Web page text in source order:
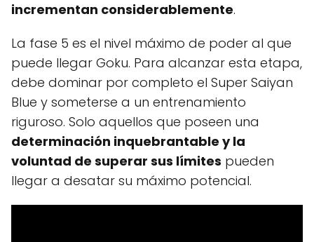
incrementan considerablemente.
La fase 5 es el nivel máximo de poder al que
puede llegar Goku. Para alcanzar esta etapa,
debe dominar por completo el Super Saiyan
Blue y someterse a un entrenamiento
riguroso. Solo aquellos que poseen una
determinación inquebrantable y la
voluntad de superar sus límites pueden
llegar a desatar su máximo potencial.